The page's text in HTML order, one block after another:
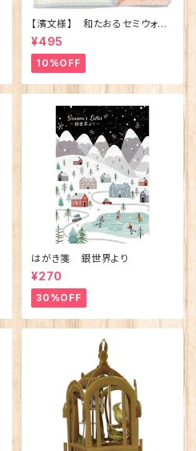
【濱文様】 和たおるセミウォッ
シュ ごきげんハシビロコウ
(日本製)
¥495
10%OFF
はがき箋 銀世界より
¥270
30%OFF